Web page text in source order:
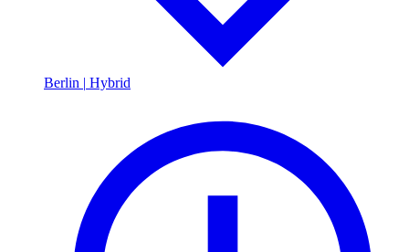
Berlin | Hybrid